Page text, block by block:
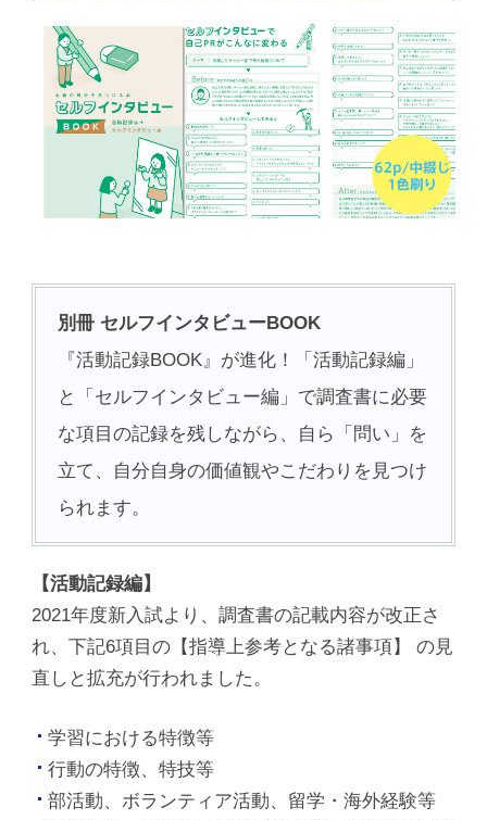
別冊 セルフインタビューBOOK
『活動記録BOOK』が進化！「活動記録編」
と「セルフインタビュー編」で調査書に必要
な項目の記録を残しながら、自ら「問い」を
立て、自分自身の価値観やこだわりを見つけ
られます。
【活動記録編】
2021年度新入試より、調査書の記載内容が改正さ
れ、下記6項目の【指導上参考となる諸事項】 の見
直しと拡充が行われました。
学習における特徴等
行動の特徴、特技等
部活動、ボランティア活動、留学・海外経験等